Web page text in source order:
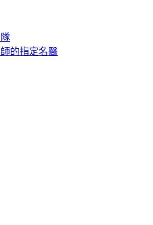
的指定名醫